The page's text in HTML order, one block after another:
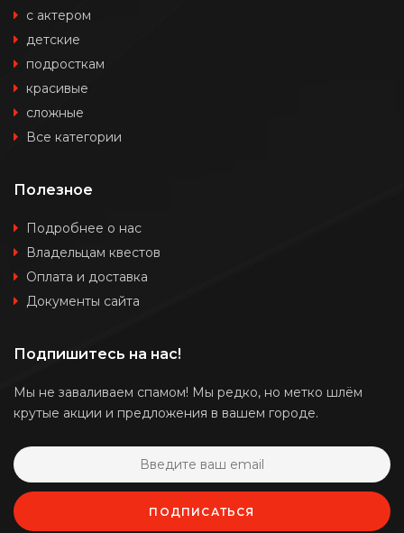
с актером
детские
подросткам
красивые
сложные
Все категории
Полезное
Подробнее о нас
Владельцам квестов
Оплата и доставка
Документы сайта
Подпишитесь на нас!
Мы не заваливаем спамом! Мы редко, но метко шлём
крутые акции и предложения в вашем городе.
ПОДПИСАТЬСЯ